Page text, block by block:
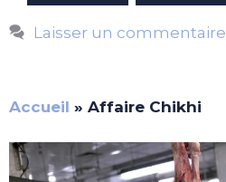
Laisser un commentaire
Accueil » Affaire Chikhi